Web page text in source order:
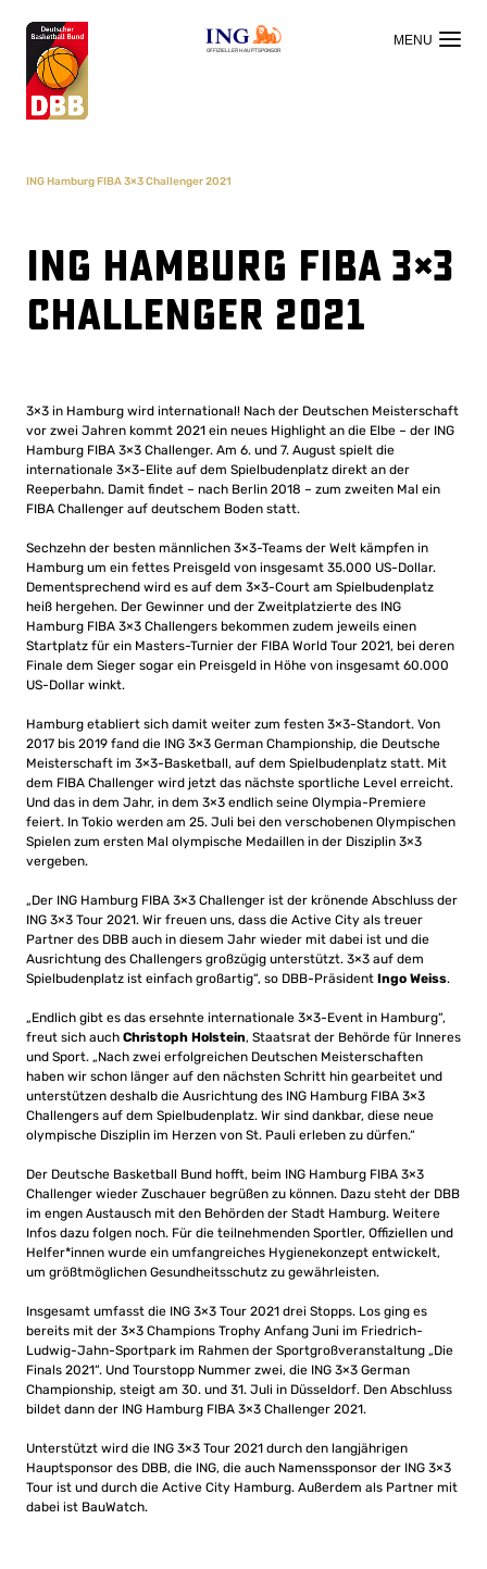
OFFIZIELLER HAUPTSPONSOR
ING Hamburg FIBA 3×3 Challenger 2021
ING Hamburg FIBA 3×3
Challenger 2021
3×3 in Hamburg wird international! Nach der Deutschen Meisterschaft
vor zwei Jahren kommt 2021 ein neues Highlight an die Elbe – der ING
Hamburg FIBA 3×3 Challenger. Am 6. und 7. August spielt die
internationale 3×3-Elite auf dem Spielbudenplatz direkt an der
Reeperbahn. Damit findet – nach Berlin 2018 – zum zweiten Mal ein
FIBA Challenger auf deutschem Boden statt.
Sechzehn der besten männlichen 3×3-Teams der Welt kämpfen in
Hamburg um ein fettes Preisgeld von insgesamt 35.000 US-Dollar.
Dementsprechend wird es auf dem 3×3-Court am Spielbudenplatz
heiß hergehen. Der Gewinner und der Zweitplatzierte des ING
Hamburg FIBA 3×3 Challengers bekommen zudem jeweils einen
Startplatz für ein Masters-Turnier der FIBA World Tour 2021, bei deren
Finale dem Sieger sogar ein Preisgeld in Höhe von insgesamt 60.000
US-Dollar winkt.
Hamburg etabliert sich damit weiter zum festen 3×3-Standort. Von
2017 bis 2019 fand die ING 3×3 German Championship, die Deutsche
Meisterschaft im 3×3-Basketball, auf dem Spielbudenplatz statt. Mit
dem FIBA Challenger wird jetzt das nächste sportliche Level erreicht.
Und das in dem Jahr, in dem 3×3 endlich seine Olympia-Premiere
feiert. In Tokio werden am 25. Juli bei den verschobenen Olympischen
Spielen zum ersten Mal olympische Medaillen in der Disziplin 3×3
vergeben.
„Der ING Hamburg FIBA 3×3 Challenger ist der krönende Abschluss der
ING 3×3 Tour 2021. Wir freuen uns, dass die Active City als treuer
Partner des DBB auch in diesem Jahr wieder mit dabei ist und die
Ausrichtung des Challengers großzügig unterstützt. 3×3 auf dem
Spielbudenplatz ist einfach großartig“, so DBB-Präsident Ingo Weiss.
„Endlich gibt es das ersehnte internationale 3×3-Event in Hamburg“,
freut sich auch Christoph Holstein, Staatsrat der Behörde für Inneres
und Sport. „Nach zwei erfolgreichen Deutschen Meisterschaften
haben wir schon länger auf den nächsten Schritt hin gearbeitet und
unterstützen deshalb die Ausrichtung des ING Hamburg FIBA 3×3
Challengers auf dem Spielbudenplatz. Wir sind dankbar, diese neue
olympische Disziplin im Herzen von St. Pauli erleben zu dürfen.“
Der Deutsche Basketball Bund hofft, beim ING Hamburg FIBA 3×3
Challenger wieder Zuschauer begrüßen zu können. Dazu steht der DBB
im engen Austausch mit den Behörden der Stadt Hamburg. Weitere
Infos dazu folgen noch. Für die teilnehmenden Sportler, Offiziellen und
Helfer*innen wurde ein umfangreiches Hygienekonzept entwickelt,
um größtmöglichen Gesundheitsschutz zu gewährleisten.
Insgesamt umfasst die ING 3×3 Tour 2021 drei Stopps. Los ging es
bereits mit der 3×3 Champions Trophy Anfang Juni im Friedrich-
Ludwig-Jahn-Sportpark im Rahmen der Sportgroßveranstaltung „Die
Finals 2021“. Und Tourstopp Nummer zwei, die ING 3×3 German
Championship, steigt am 30. und 31. Juli in Düsseldorf. Den Abschluss
bildet dann der ING Hamburg FIBA 3×3 Challenger 2021.
Unterstützt wird die ING 3×3 Tour 2021 durch den langjährigen
Hauptsponsor des DBB, die ING, die auch Namenssponsor der ING 3×3
Tour ist und durch die Active City Hamburg. Außerdem als Partner mit
dabei ist BauWatch.